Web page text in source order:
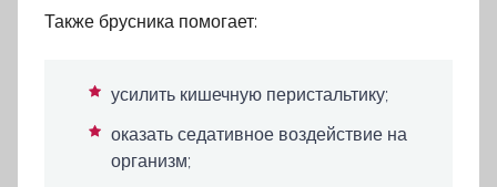
Также брусника помогает:
усилить кишечную перистальтику;
оказать седативное воздействие на
организм;